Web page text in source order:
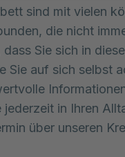
sind mit vielen
die nicht
Sie sich in
Sie auf sich selbst
in Ihren
über unseren